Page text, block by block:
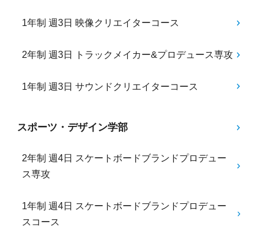
1年制 週3日 映像クリエイターコース
2年制 週3日 トラックメイカー&プロデュース専攻
1年制 週3日 サウンドクリエイターコース
スポーツ・デザイン学部
2年制 週4日 スケートボードブランドプロデュー
ス専攻
1年制 週4日 スケートボードブランドプロデュー
スコース